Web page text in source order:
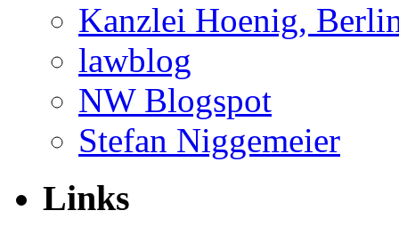
Kanzlei Hoenig,
lawblog
NW Blogspot
Stefan Niggemeier
Links